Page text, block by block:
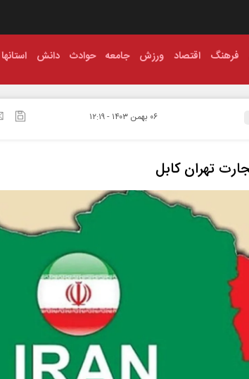
فرهنگ اقتصاد ورزش جامعه حوادث دانش استانها
۰۶ بهمن ۱۴۰۳ - ۱۲:۱۹